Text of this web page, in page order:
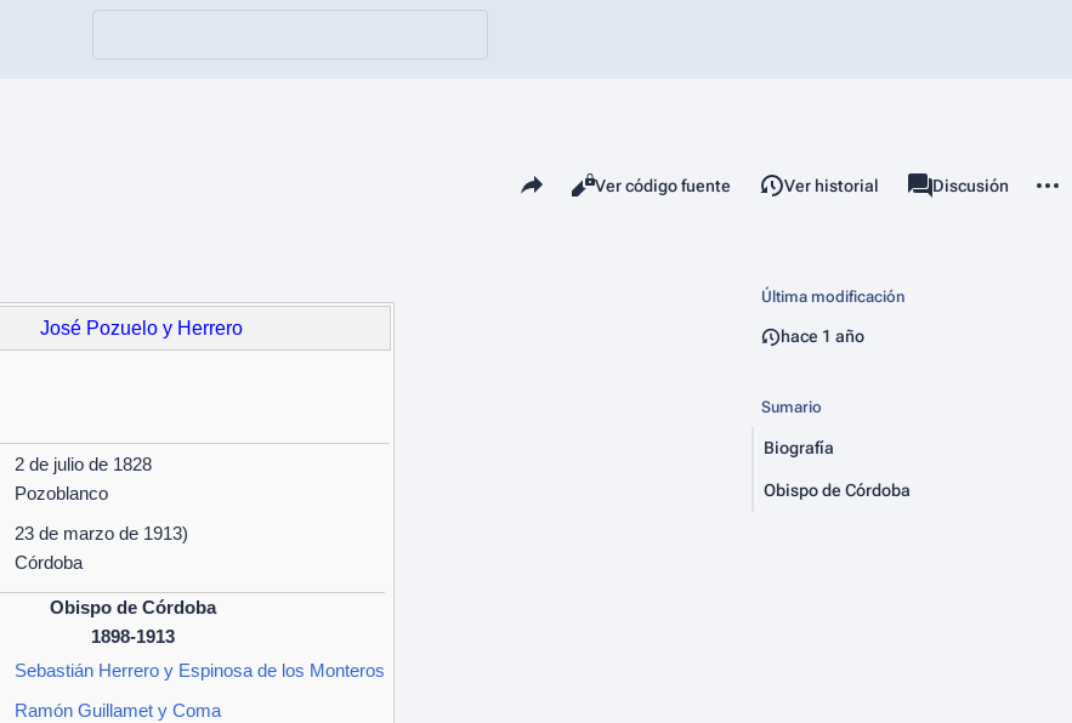
Comparte esta página
Vistas
Leer
Ver código fuente Ver historial associated-pages
Página
Discusión
José Pozuelo y Herrero
2 de julio de 1828
Pozoblanco
23 de marzo de 1913)
Córdoba
Obispo de Córdoba
1898-1913
Sebastián Herrero y Espinosa de los Monteros
Ramón Guillamet y Coma
Última modificación
hace 1 año
Sumario
Biografía
Obispo de Córdoba